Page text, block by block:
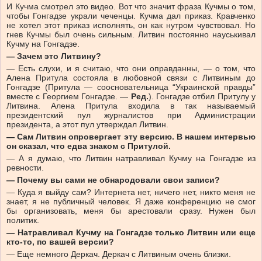
И Кучма смотрел это видео. Вот что значит фраза Кучмы о том,
чтобы Гонгадзе украли чеченцы. Кучма дал приказ. Кравченко
не хотел этот приказ исполнять, он как нутром чувствовал. Но
гнев Кучмы был очень сильным. Литвин постоянно науськивал
Кучму на Гонгадзе.
— Зачем это Литвину?
— Есть слухи, и я считаю, что они оправданны, — о том, что
Алена Притула состояла в любовной связи с Литвиным до
Гонгадзе (Притула — соосновательница “Украинской правды”
вместе с Георгием Гонгадзе. — Ред.). Гонгадзе отбил Притулу у
Литвина. Алена Притула входила в так называемый
президентский пул журналистов при Администрации
президента, а этот пул утверждал Литвин.
— Сам Литвин опровергает эту версию. В нашем интервью
он сказал, что едва знаком с Притулой.
— А я думаю, что Литвин натравливал Кучму на Гонгадзе из
ревности.
— Почему вы сами не обнародовали свои записи?
— Куда я выйду сам? Интернета нет, ничего нет, никто меня не
знает, я не публичный человек. Я даже конференцию не смог
бы организовать, меня бы арестовали сразу. Нужен был
политик.
— Натравливал Кучму на Гонгадзе только Литвин или еще
кто-то, по вашей версии?
— Еще немного Деркач. Деркач с Литвиным очень близки.